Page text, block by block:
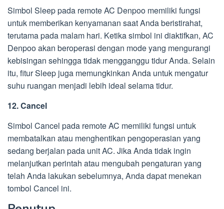
Simbol Sleep pada remote AC Denpoo memiliki fungsi
untuk memberikan kenyamanan saat Anda beristirahat,
terutama pada malam hari. Ketika simbol ini diaktifkan, AC
Denpoo akan beroperasi dengan mode yang mengurangi
kebisingan sehingga tidak mengganggu tidur Anda. Selain
itu, fitur Sleep juga memungkinkan Anda untuk mengatur
suhu ruangan menjadi lebih ideal selama tidur.
12. Cancel
Simbol Cancel pada remote AC memiliki fungsi untuk
membatalkan atau menghentikan pengoperasian yang
sedang berjalan pada unit AC. Jika Anda tidak ingin
melanjutkan perintah atau mengubah pengaturan yang
telah Anda lakukan sebelumnya, Anda dapat menekan
tombol Cancel ini.